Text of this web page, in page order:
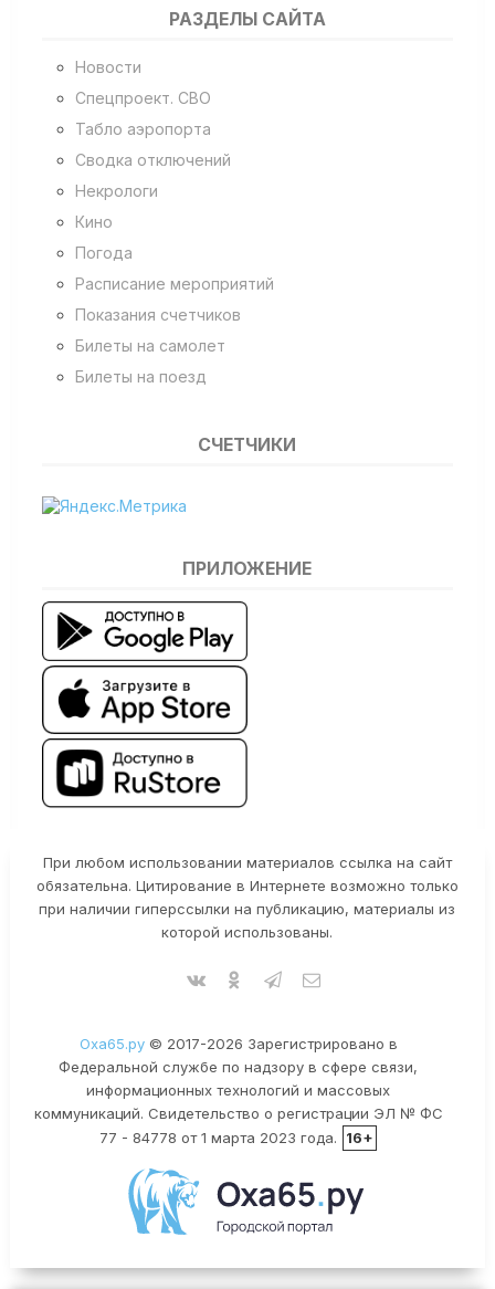
РАЗДЕЛЫ САЙТА
Новости
Спецпроект. СВО
Табло аэропорта
Сводка отключений
Некрологи
Кино
Погода
Расписание мероприятий
Показания счетчиков
Билеты на самолет
Билеты на поезд
СЧЕТЧИКИ
ПРИЛОЖЕНИЕ
При любом использовании материалов ссылка на сайт
обязательна. Цитирование в Интернете возможно только
при наличии гиперссылки на публикацию, материалы из
которой использованы.
Оха65.ру© 2017-2026 Зарегистрировано в
Федеральной службе по надзору в сфере связи,
информационных технологий и массовых
коммуникаций. Свидетельство о регистрации ЭЛ № ФС
77 - 84778 от 1 марта 2023 года.
16+